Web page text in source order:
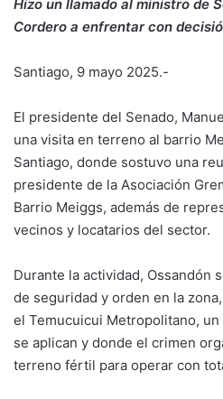
Hizo un llamado al ministro de
Cordero a enfrentar con
Santiago, 9 mayo 2025.-
El presidente del Senado,
una visita en terreno al barrio
Santiago, donde sostuvo una
presidente de la Asociación
Barrio Meiggs, además de
vecinos y locatarios del sector.
Durante la actividad, Ossandón
de seguridad y orden en la
el Temucuicui Metropolitano,
se aplican y donde el crimen
terreno fértil para operar con